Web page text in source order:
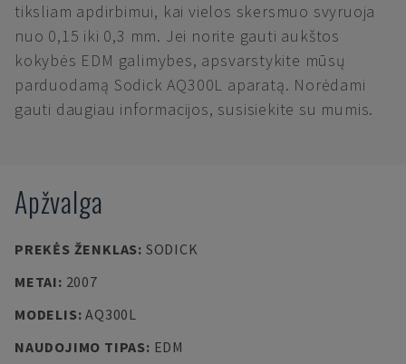
tiksliam apdirbimui, kai vielos skersmuo svyruoja
nuo 0,15 iki 0,3 mm. Jei norite gauti aukštos
kokybės EDM galimybes, apsvarstykite mūsų
parduodamą Sodick AQ300L aparatą. Norėdami
gauti daugiau informacijos, susisiekite su mumis.
Apžvalga
PREKĖS ŽENKLAS: SODICK
METAI: 2007
MODELIS:AQ300L
NAUDOJIMO TIPAS: EDM